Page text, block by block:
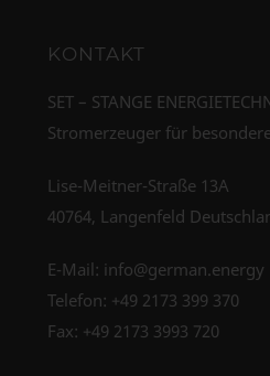
KONTAKT
SET – STANGE
Stromerzeuger für
Lise-Meitner-Straße 13A
40764, Langenfeld
E-Mail: info@german.energy
Telefon: +49 2173 399 370
Fax: +49 2173 3993 720